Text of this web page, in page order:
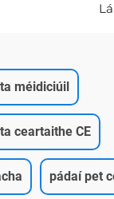
méidiciúil
ceartaithe CE
pádaí pet